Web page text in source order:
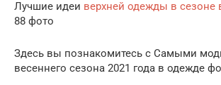
Лучшие идеи верхней одежды в сезоне
88 фото
Здесь вы познакомитесь с Самыми
весеннего сезона 2021 года в одежде